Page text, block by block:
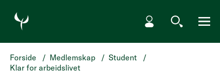
HOPP TIL HOVEDINNHOLD
Min side
Søk Meny
Forside / Medlemskap / Student
/
Klar for arbeidslivet